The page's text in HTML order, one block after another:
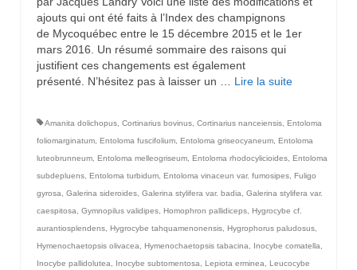
ajouts qui ont été faits à l’Index des champignons
de Mycoquébec entre le 15 décembre 2015 et le 1er
mars 2016. Un résumé sommaire des raisons qui
justifient ces changements est également
présenté. N’hésitez pas à laisser un … Lire la suite­­
Amanita dolichopus, Cortinarius bovinus, Cortinarius nanceiensis, Entoloma
foliomarginatum, Entoloma fuscifolium, Entoloma griseocyaneum, Entoloma
luteobrunneum, Entoloma melleogriseum, Entoloma rhodocylicioides, Entoloma
subdepluens, Entoloma turbidum, Entoloma vinaceun var. fumosipes, Fuligo
gyrosa, Galerina sideroides, Galerina stylifera var. badia, Galerina stylifera var.
caespitosa, Gymnopilus validipes, Homophron pallidiceps, Hygrocybe cf.
aurantiosplendens, Hygrocybe tahquamenonensis, Hygrophorus paludosus,
Hymenochaetopsis olivacea, Hymenochaetopsis tabacina, Inocybe comatella,
Inocybe pallidolutea, Inocybe subtomentosa, Lepiota erminea, Leucocybe